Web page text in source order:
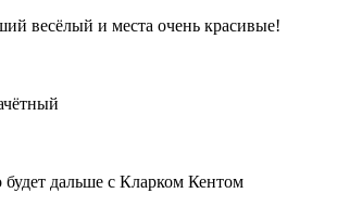
весёлый и места очень красивые!
дальше с Кларком Кентом